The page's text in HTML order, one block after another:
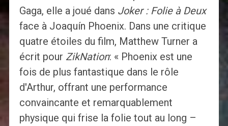
Gaga, elle a joué dans Joker : Folie à Deux
face à Joaquín Phoenix. Dans une critique
quatre étoiles du film, Matthew Turner a
écrit pour ZikNation: « Phoenix est une
fois de plus fantastique dans le rôle
d'Arthur, offrant une performance
convaincante et remarquablement
physique qui frise la folie tout au long –